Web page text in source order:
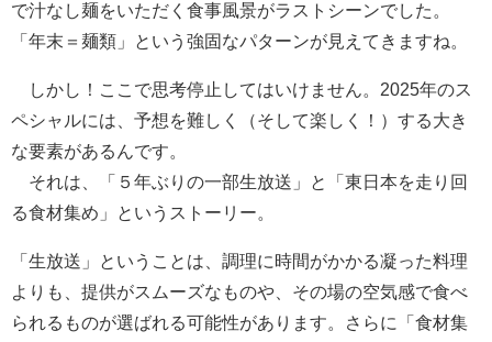
で汁なし麺をいただく食事風景がラストシーンでした。
「年末＝麺類」という強固なパターンが見えてきますね。
しかし！ここで思考停止してはいけません。2025年のス
ペシャルには、予想を難しく（そして楽しく！）する大き
な要素があるんです。
それは、「５年ぶりの一部生放送」と「東日本を走り回
る食材集め」というストーリー。
「生放送」ということは、調理に時間がかかる凝った料理
よりも、提供がスムーズなものや、その場の空気感で食べ
られるものが選ばれる可能性があります。さらに「食材集